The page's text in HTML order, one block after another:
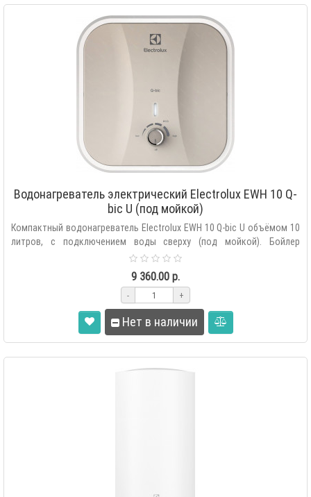
Водонагреватель электрический Electrolux EWH 10 Q-
bic U (под мойкой)
Компактный водонагреватель Electrolux EWH 10 Q-bic U объёмом 10
литров, с подключением воды сверху (под мойкой). Бойлер
9 360.00 р.
- +
Нет в наличии